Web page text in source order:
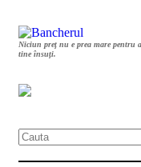
Niciun preț nu e prea mare pentru a
tine însuți.